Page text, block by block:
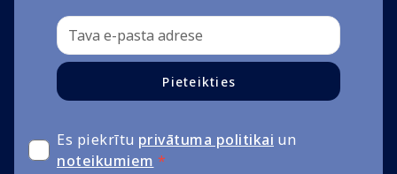
Pieteikties
Es piekrītu privātuma politikai un
noteikumiem *